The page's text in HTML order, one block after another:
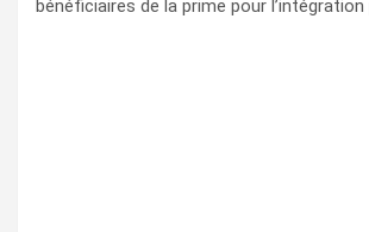
bénéficiaires de la prime pour l’intégration